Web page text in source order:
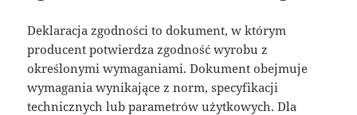
Deklaracja zgodności to dokument, w którym
producent potwierdza zgodność wyrobu z
określonymi wymaganiami. Dokument obejmuje
wymagania wynikające z norm, specyfikacji
technicznych lub parametrów użytkowych. Dla